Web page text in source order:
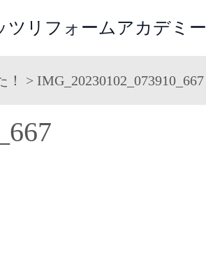
ツリフォームアカデミー
> IMG_20230102_073910_667